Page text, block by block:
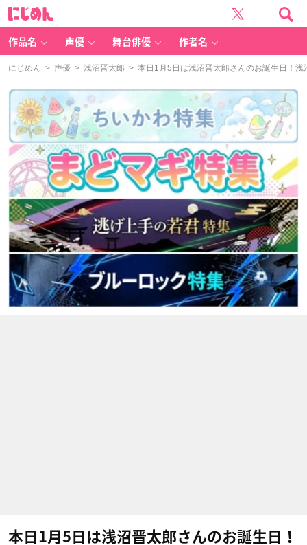
作品名 声優 舞台俳優 作者名
にじめん > 声優 > 浅沼晋太郎 > 本日1月5日は浅沼晋太郎さんのお誕生日！
本日1月5日は浅沼晋太郎さんのお誕生日！